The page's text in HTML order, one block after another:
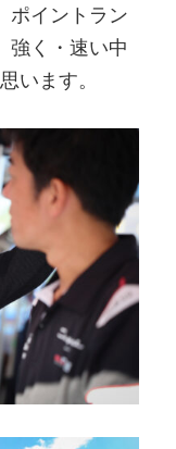
ポイントラン
強く・速い中
います。